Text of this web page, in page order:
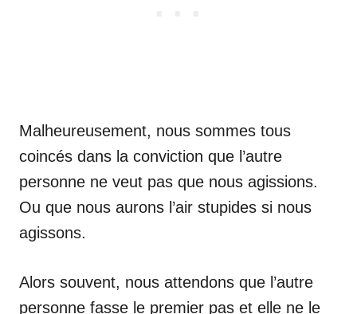
Malheureusement, nous sommes tous
coincés dans la conviction que l’autre
personne ne veut pas que nous agissions.
Ou que nous aurons l’air stupides si nous
agissons.
Alors souvent, nous attendons que l’autre
personne fasse le premier pas et elle ne le